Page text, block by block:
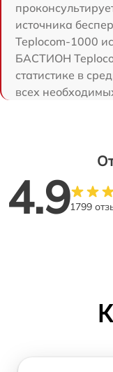
источника
Teplocom-1000
БАСТИОН
статистике в
всех
4.91799